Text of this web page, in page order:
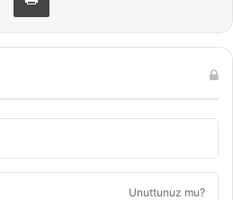
Unuttunuz mu?